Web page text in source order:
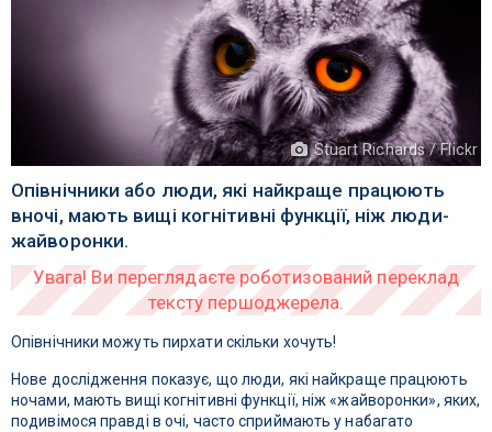
Stuart Richards / Flickr
Опівнічники або люди, які найкраще працюють
вночі, мають вищі когнітивні функції, ніж люди-
жайворонки.
Опівнічники можуть пирхати скільки хочуть!
Нове дослідження показує, що люди, які найкраще працюють
ночами, мають вищі когнітивні функції, ніж «жайворонки», яких,
подивімося правді в очі, часто сприймають у набагато